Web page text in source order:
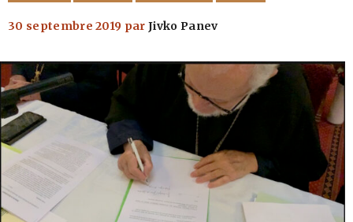
30 septembre 2019 parJivko Panev